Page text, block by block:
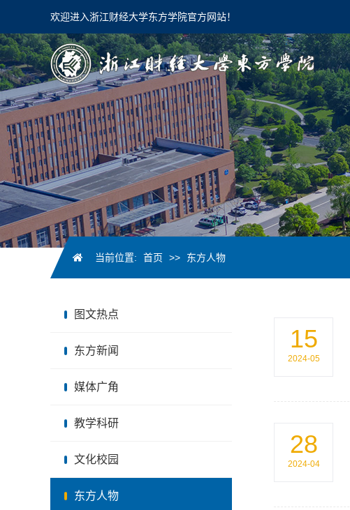
欢迎进入浙江财经大学东方学院官方网站！
当前位置: 首页 >> 东方人物
图文热点
东方新闻
媒体广角
教学科研
文化校园
东方人物
15
2024-05
28
2024-04